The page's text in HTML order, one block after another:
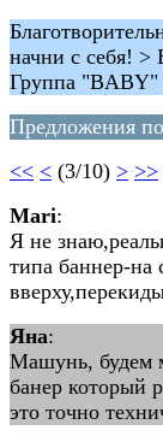
начни с себя! >
Группа "BABY"
Предложения
<< < (3/10) > >>
Mari:
Я не
типа баннер-на
Яна:
Машунь, будем
банер который
это точно